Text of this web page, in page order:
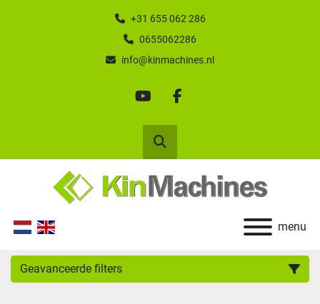
+31 655 062 286
0655062286
info@kinmachines.nl
youtubefacebook
Zoek
menu
Geavanceerde filters